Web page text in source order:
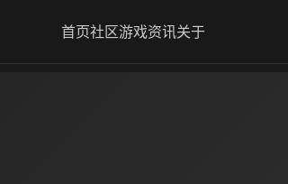
首页社区游戏资讯关于